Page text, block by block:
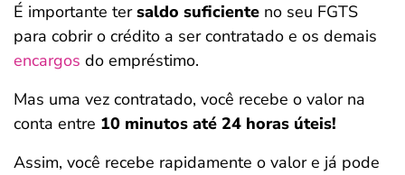
É importante tersaldo suficiente no seu FGTS
para cobrir o crédito a ser contratado e os demais
encargos do empréstimo.
Mas uma vez contratado, você recebe o valor na
conta entre 10 minutos até 24 horas úteis!
Assim, você recebe rapidamente o valor e já pode